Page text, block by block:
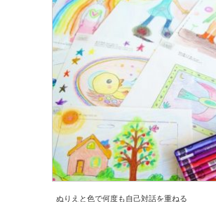
ぬりえと色で何度も自己対話を重ねる